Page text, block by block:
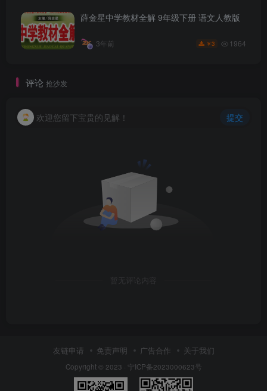
薛金星中学教材全解 9年级下册 语文人教版
3年前 ￥3 1964
评论 抢沙发
欢迎您留下宝贵的见解！ 提交
暂无评论内容
友链申请 免责声明 广告合作 关于我们
Copyright © 2023 · 宁ICP备2023000623号